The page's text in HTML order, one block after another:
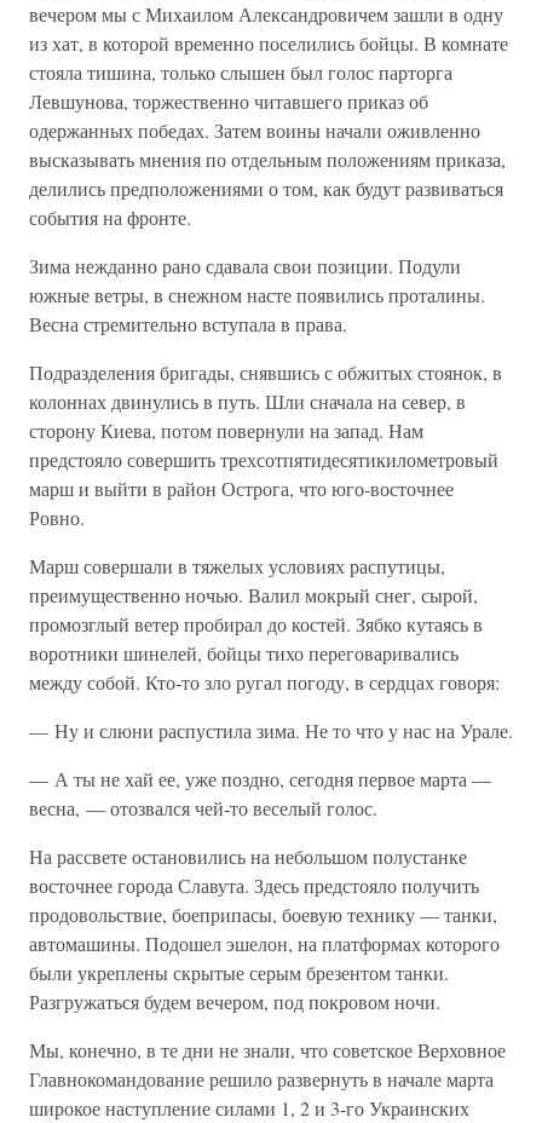
вечером мы с Михаилом Александровичем зашли в одну
из хат, в которой временно поселились бойцы. В комнате
стояла тишина, только слышен был голос парторга
Левшунова, торжественно читавшего приказ об
одержанных победах. Затем воины начали оживленно
высказывать мнения по отдельным положениям приказа,
делились предположениями о том, как будут развиваться
события на фронте.
Зима нежданно рано сдавала свои позиции. Подули
южные ветры, в снежном насте появились проталины.
Весна стремительно вступала в права.
Подразделения бригады, снявшись с обжитых стоянок, в
колоннах двинулись в путь. Шли сначала на север, в
сторону Киева, потом повернули на запад. Нам
предстояло совершить трехсотпятидесятикилометровый
марш и выйти в район Острога, что юго-восточнее
Ровно.
Марш совершали в тяжелых условиях распутицы,
преимущественно ночью. Валил мокрый снег, сырой,
промозглый ветер пробирал до костей. Зябко кутаясь в
воротники шинелей, бойцы тихо переговаривались
между собой. Кто-то зло ругал погоду, в сердцах говоря:
— Ну и слюни распустила зима. Не то что у нас на Урале.
— А ты не хай ее, уже поздно, сегодня первое марта —
весна, — отозвался чей-то веселый голос.
На рассвете остановились на небольшом полустанке
восточнее города Славута. Здесь предстояло получить
продовольствие, боеприпасы, боевую технику — танки,
автомашины. Подошел эшелон, на платформах которого
были укреплены скрытые серым брезентом танки.
Разгружаться будем вечером, под покровом ночи.
Мы, конечно, в те дни не знали, что советское Верховное
Главнокомандование решило развернуть в начале марта
широкое наступление силами 1, 2 и 3-го Украинских